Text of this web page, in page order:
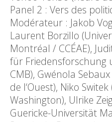
Panel 2 : Vers des
Modérateur : Jakob
Laurent Borzillo
Montréal / CCÉAE),
für Friedensforschung
CMB), Gwénola
de l‘Ouest), Niko
Washington), Ulrike
Guericke-Universität